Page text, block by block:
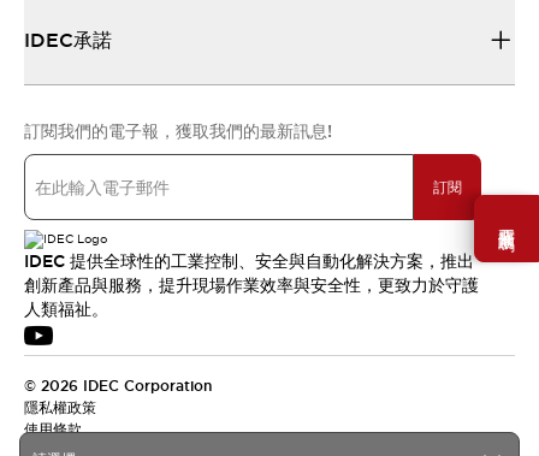
需要幫助嗎？
IDEC承諾
訂閱我們的電子報，獲取我們的最新訊息!
訂閱
IDEC 提供全球性的工業控制、安全與自動化解決方案，推出
創新產品與服務，提升現場作業效率與安全性，更致力於守護
人類福祉。
© 2026 IDEC Corporation
隱私權政策
使用條款